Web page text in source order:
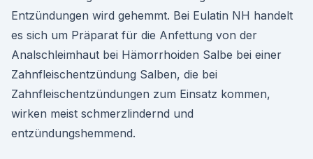
Entzündungen wird gehemmt. Bei Eulatin NH handelt
es sich um Präparat für die Anfettung von der
Analschleimhaut bei Hämorrhoiden Salbe bei einer
Zahnfleischentzündung Salben, die bei
Zahnfleischentzündungen zum Einsatz kommen,
wirken meist schmerzlindernd und
entzündungshemmend.